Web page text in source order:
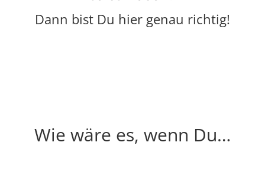
Dann bist Du hier genau richtig!
Wie wäre es, wenn Du…